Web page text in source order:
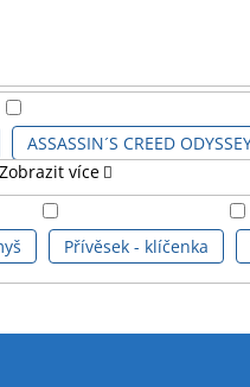
ASSASSIN´S CREED
ASSASSINS CREED SÉRIE
Zobrazit více
Přívěsek - klíčenka